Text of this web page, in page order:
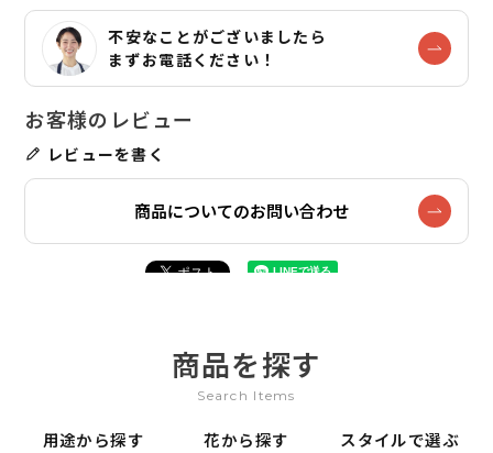
不安なことがございましたら
まずお電話ください！
レビューを書く
商品についてのお問い合わせ
商品を探す
Search Items
用途から探す 花から探す スタイルで選ぶ